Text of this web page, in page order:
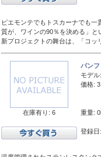
ピエモンテでもトスカーナでも
質が、ワインの90％を決める」
新プロジェクトの舞台は、「コ
在庫有り: 6
バン
モデル:
価格:
重量:
登録